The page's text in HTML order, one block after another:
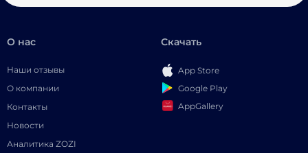
О нас
Наши отзывы
О компании
Контакты
Новости
Аналитика ZOZI
Скачать
App Store
Google Play
AppGallery